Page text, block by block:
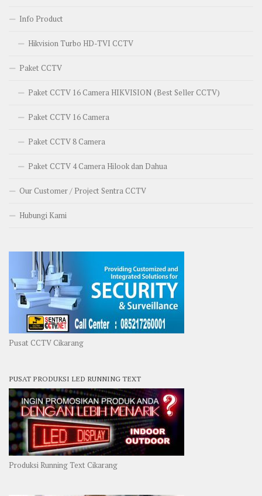
Info Product
Hikvision Turbo HD-TVI CCTV
Paket CCTV
Paket CCTV 16 Camera HIKVISION (Best Seller CCTV)
Paket CCTV 16 Camera
Paket CCTV 8 Camera
Paket CCTV 4 Camera Hilook dan Dahua
Our Customer / Project Sentra CCTV
Hubungi Kami
Pusat CCTV Cikarang
PUSAT PRODUKSI LED RUNNING TEXT
Produksi Running Text Cikarang